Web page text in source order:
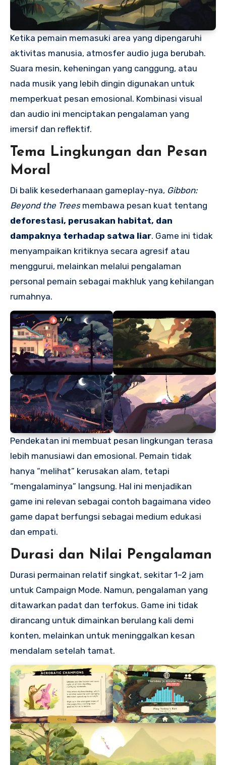
Ketika pemain memasuki area yang dipengaruhi
aktivitas manusia, atmosfer audio juga berubah.
Suara mesin, keheningan yang canggung, atau
nada musik yang lebih dingin digunakan untuk
memperkuat pesan emosional. Kombinasi visual
dan audio ini menciptakan pengalaman yang
imersif dan reflektif.
Tema Lingkungan dan Pesan
Moral
Di balik kesederhanaan gameplay-nya, Gibbon:
Beyond the Treesmembawa pesan kuat tentang
deforestasi, perusakan habitat, dan
dampaknya terhadap satwa liar. Game ini tidak
menyampaikan kritiknya secara agresif atau
menggurui, melainkan melalui pengalaman
personal pemain sebagai makhluk yang kehilangan
rumahnya.
Pendekatan ini membuat pesan lingkungan terasa
lebih manusiawi dan emosional. Pemain tidak
hanya “melihat” kerusakan alam, tetapi
“mengalaminya” langsung. Hal ini menjadikan
game ini relevan sebagai contoh bagaimana video
game dapat berfungsi sebagai medium edukasi
dan empati.
Durasi dan Nilai Pengalaman
Durasi permainan relatif singkat, sekitar 1–2 jam
untuk Campaign Mode. Namun, pengalaman yang
ditawarkan padat dan terfokus. Game ini tidak
dirancang untuk dimainkan berulang kali demi
konten, melainkan untuk meninggalkan kesan
mendalam setelah tamat.